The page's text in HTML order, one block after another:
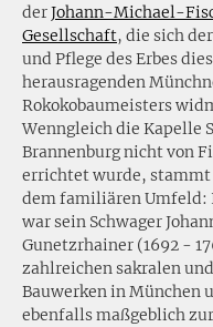
der Johann-Michael-
Gesellschaft, die sich
und Pflege des Erbes
herausragenden
Rokokobaumeisters
Wenngleich die Kapelle
Brannenburg nicht von
errichtet wurde, stammt
dem familiären Umfeld:
war sein Schwager
Gunetzrhainer (1692 -
zahlreichen sakralen
Bauwerken in München
ebenfalls maßgeblich